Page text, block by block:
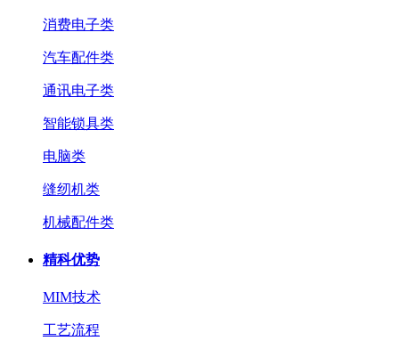
消费电子类
汽车配件类
通讯电子类
智能锁具类
电脑类
缝纫机类
机械配件类
精科优势
MIM技术
工艺流程